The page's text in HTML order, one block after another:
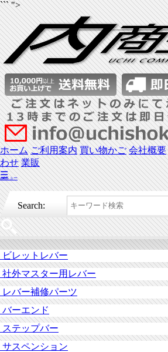
``` ">
ホーム ご利用案内 買い物かご 会社概要
わせ 業販
☰
メニュー
Search:
ビレットレバー
社外マスター用レバー
レバー補修パーツ
バーエンド
ステップバー
サスペンション